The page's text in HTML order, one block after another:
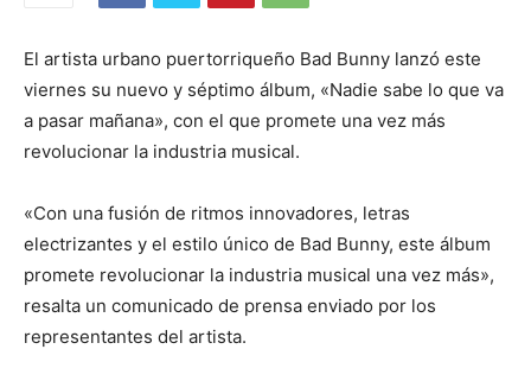
El artista urbano puertorriqueño Bad Bunny lanzó este
viernes su nuevo y séptimo álbum, «Nadie sabe lo que va
a pasar mañana», con el que promete una vez más
revolucionar la industria musical.
«Con una fusión de ritmos innovadores, letras
electrizantes y el estilo único de Bad Bunny, este álbum
promete revolucionar la industria musical una vez más»,
resalta un comunicado de prensa enviado por los
representantes del artista.